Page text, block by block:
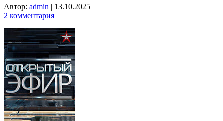
Автор: admin | 13.10.2025
2 комментария